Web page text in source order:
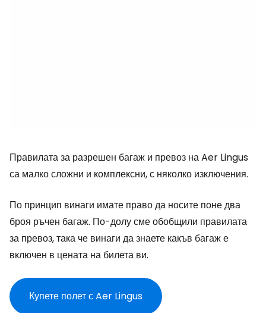
Правилата за разрешен багаж и превоз на Aer Lingus
са малко сложни и комплексни, с няколко изключения.
По принцип винаги имате право да носите поне два
броя ръчен багаж. По-долу сме обобщили правилата
за превоз, така че винаги да знаете какъв багаж е
включен в цената на билета ви.
Купете полет с Aer Lingus